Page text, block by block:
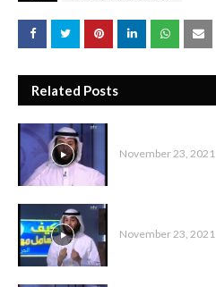
Related Posts
November 23, 2021
November 23, 2021